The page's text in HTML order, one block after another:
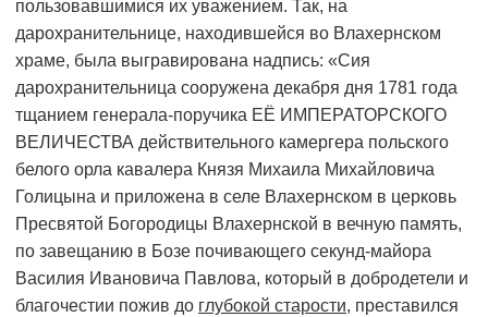
пользовавшимися их уважением. Так, на
дарохранительнице, находившейся во Влахернском
храме, была выгравирована надпись: «Сия
дарохранительница сооружена декабря дня 1781 года
тщанием генерала-поручика ЕЁ ИМПЕРАТОРСКОГО
ВЕЛИЧЕСТВА действительного камергера польского
белого орла кавалера Князя Михаила Михайловича
Голицына и приложена в селе Влахернском в церковь
Пресвятой Богородицы Влахернской в вечную память,
по завещанию в Бозе почивающего секунд-майора
Василия Ивановича Павлова, который в добродетели и
благочестии пожив до глубокой старости, преставился